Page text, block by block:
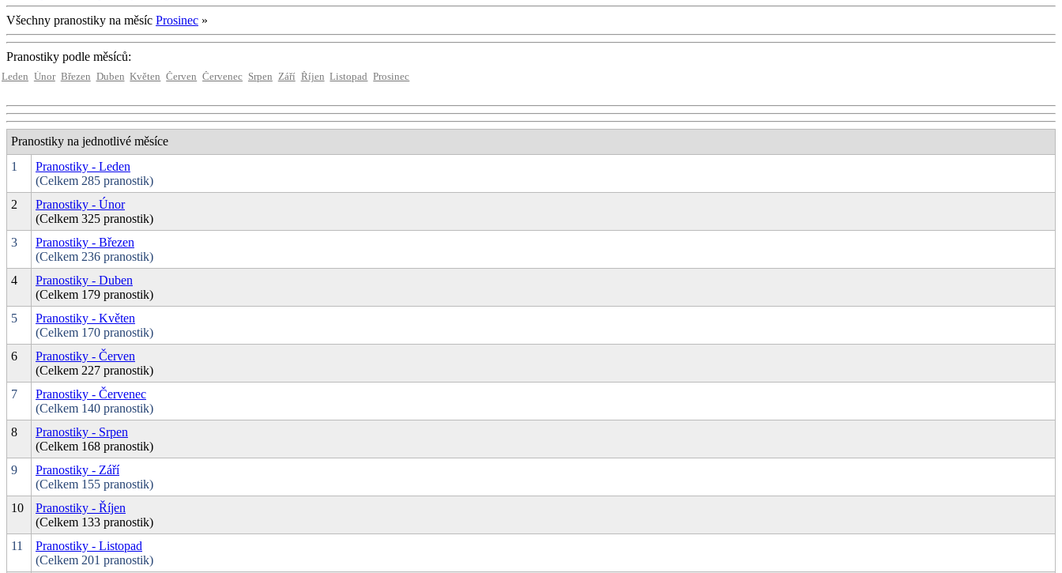
Všechny pranostiky na měsíc Prosinec »
Pranostiky podle měsíců:
Leden Únor Březen Duben Květen Červen Červenec Srpen Září Říjen Listopad Prosinec
Pranostiky na jednotlivé měsíce
1
Pranostiky - Leden
(Celkem 285 pranostik)
2
Pranostiky - Únor
(Celkem 325 pranostik)
3
Pranostiky - Březen
(Celkem 236 pranostik)
4
Pranostiky - Duben
(Celkem 179 pranostik)
5
Pranostiky - Květen
(Celkem 170 pranostik)
6
Pranostiky - Červen
(Celkem 227 pranostik)
7
Pranostiky - Červenec
(Celkem 140 pranostik)
8
Pranostiky - Srpen
(Celkem 168 pranostik)
9
Pranostiky - Září
(Celkem 155 pranostik)
10
Pranostiky - Říjen
(Celkem 133 pranostik)
11
Pranostiky - Listopad
(Celkem 201 pranostik)